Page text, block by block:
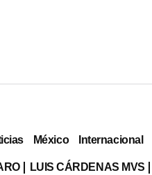
México Internacional
LUIS CÁRDENAS MVS